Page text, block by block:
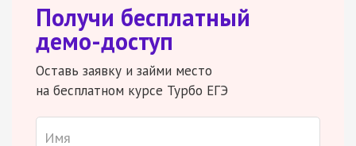
Получи бесплатный
демо-доступ
Оставь заявку и займи место
на бесплатном курсе Турбо ЕГЭ